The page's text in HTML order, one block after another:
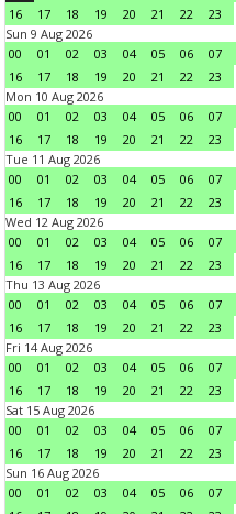
16
17 18 19 20 21 22
23
Sun 9 Aug 2026
00
01 02 03 04 05 06 07
16
17 18 19 20 21 22
23
Mon 10 Aug 2026
00
01 02 03 04 05 06 07
16
17 18 19 20 21 22
23
Tue 11 Aug 2026
00
01 02 03 04 05 06 07
16
17 18 19 20 21 22
23
Wed 12 Aug 2026
00
01 02 03 04 05 06 07
16
17 18 19 20 21 22
23
Thu 13 Aug 2026
00
01 02 03 04 05 06 07
16
17 18 19 20 21 22
23
Fri 14 Aug 2026
00
01 02 03 04 05 06 07
16
17 18 19 20 21 22
23
Sat 15 Aug 2026
00
01 02 03 04 05 06 07
16
17 18 19 20 21 22
23
Sun 16 Aug 2026
00
01 02 03 04 05 06 07